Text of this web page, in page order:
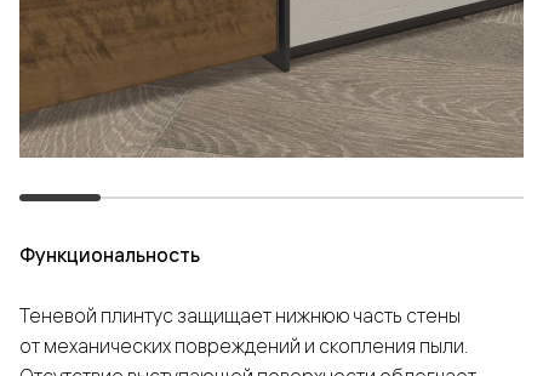
Функциональность
Теневой плинтус защищает нижнюю часть стены
от механических повреждений и скопления пыли.